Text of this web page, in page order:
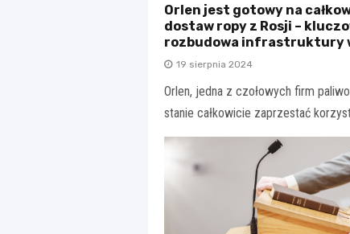
Orlen jest gotowy na
dostaw ropy z Rosji –
rozbudowa infrastruktury
19 sierpnia 2024
Orlen, jedna z czołowych firm
stanie całkowicie zaprzestać